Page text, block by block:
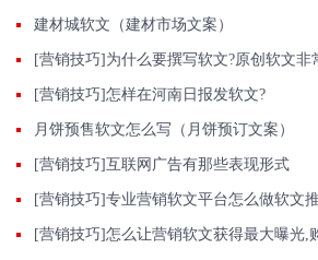
建材城软文（建材市场文案）
[营销技巧]为什么要撰写软文?原创软文非
[营销技巧]怎样在河南日报发软文?
月饼预售软文怎么写（月饼预订文案）
[营销技巧]互联网广告有那些表现形式
[营销技巧]专业营销软文平台怎么做软文